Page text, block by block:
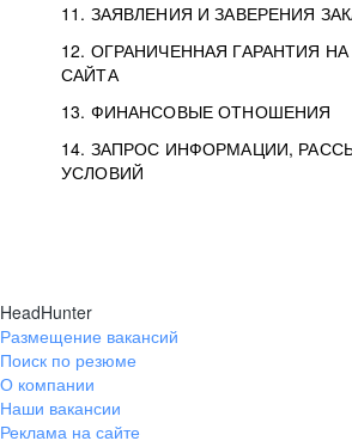
11. ЗАЯВЛЕНИЯ И ЗАВЕРЕНИЯ
12. ОГРАНИЧЕННАЯ ГАРАНТИЯ
САЙТА
13. ФИНАНСОВЫЕ ОТНОШЕНИЯ
14. ЗАПРОС ИНФОРМАЦИИ,
УСЛОВИЙ
HeadHunter
Размещение вакансий
Поиск по резюме
О компании
Наши вакансии
Реклама на сайте